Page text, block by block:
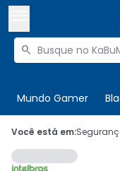
Buscar produtos

Mundo Gamer
 Olá. Acesse
 Departamentos
Você está em: